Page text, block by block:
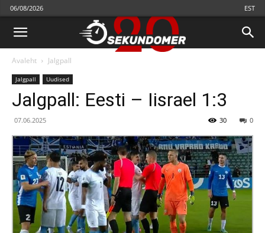
06/08/2026 EST
Avaleht Jalgpall
Jalgpall Uudised
Jalgpall: Eesti – Iisrael 1:3
07.06.2025 0
30